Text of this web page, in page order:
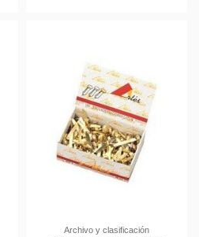
Archivo y clasificación